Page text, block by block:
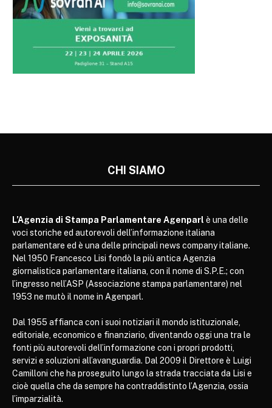
CHI SIAMO
L’Agenzia di Stampa Parlamentare Agenparl è una delle
voci storiche ed autorevoli dell’informazione italiana
parlamentare ed è una delle principali news company italiane.
Nel 1950 Francesco Lisi fondò la più antica Agenzia
giornalistica parlamentare italiana, con il nome di S.P.E.; con
l’ingresso nell’ASP (Associazione stampa parlamentare) nel
1953 ne mutò il nome in Agenparl.
Dal 1955 affianca con i suoi notiziari il mondo istituzionale,
editoriale, economico e finanziario, diventando oggi una tra le
fonti più autorevoli dell’informazione con i propri prodotti,
servizi e soluzioni all’avanguardia. Dal 2009 il Direttore è Luigi
Camilloni che ha proseguito lungo la strada tracciata da Lisi e
cioè quella che da sempre ha contraddistinto l’Agenzia, ossia
l’imparzialità.